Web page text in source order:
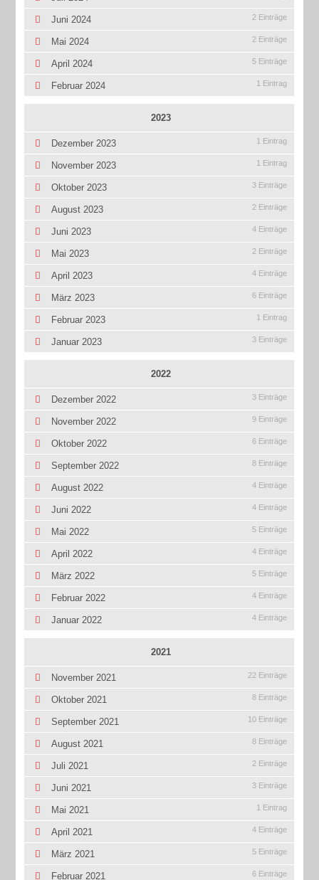
Juni 2024 2 Einträge
Mai 2024 2 Einträge
April 2024 5 Einträge
Februar 2024 1 Eintrag
2023
Dezember 2023 1 Eintrag
November 2023 1 Eintrag
Oktober 2023 3 Einträge
August 2023 2 Einträge
Juni 2023 4 Einträge
Mai 2023 2 Einträge
April 2023 4 Einträge
März 2023 6 Einträge
Februar 2023 1 Eintrag
Januar 2023 3 Einträge
2022
Dezember 2022 3 Einträge
November 2022 9 Einträge
Oktober 2022 6 Einträge
September 2022 8 Einträge
August 2022 4 Einträge
Juni 2022 4 Einträge
Mai 2022 5 Einträge
April 2022 4 Einträge
März 2022 5 Einträge
Februar 2022 4 Einträge
Januar 2022 4 Einträge
2021
November 2021 22 Einträge
Oktober 2021 8 Einträge
September 2021 10 Einträge
August 2021 8 Einträge
Juli 2021 2 Einträge
Juni 2021 3 Einträge
Mai 2021 1 Eintrag
April 2021 4 Einträge
März 2021 5 Einträge
Februar 2021 6 Einträge